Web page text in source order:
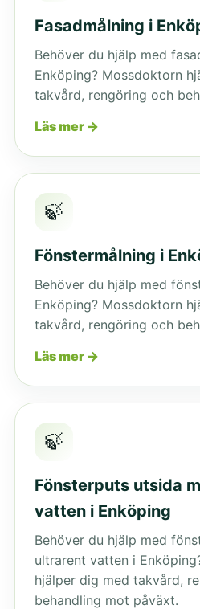
Fasadmålning i
Behöver du hjälp med
Enköping? Mossdoktorn
takvård, rengöring och
Läs mer →
🍃
Fönstermålning i
Behöver du hjälp med
Enköping? Mossdoktorn
takvård, rengöring och
Läs mer →
🍃
Fönsterputs utsida
vatten i Enköping
Behöver du hjälp med
ultrarent vatten i
hjälper dig med takvård,
behandling mot påväxt.